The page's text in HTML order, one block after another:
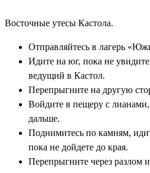
Восточные утесы Кастола.
Отправляйтесь в лагерь
Идите на юг, пока не
ведущий в Кастол.
Перепрыгните на другую
Войдите в пещеру с лианами,
дальше.
Поднимитесь по камням,
пока не дойдете до края.
Перепрыгните через разлом